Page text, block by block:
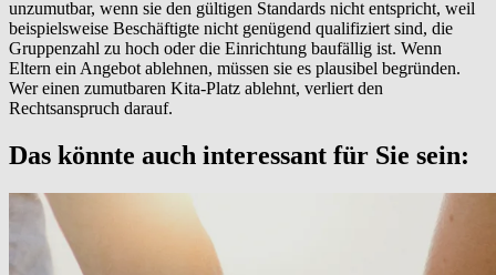
unzumutbar, wenn sie den gültigen Standards nicht entspricht, weil
beispielsweise Beschäftigte nicht genügend qualifiziert sind, die
Gruppenzahl zu hoch oder die Einrichtung baufällig ist. Wenn
Eltern ein Angebot ablehnen, müssen sie es plausibel begründen.
Wer einen zumutbaren Kita-Platz ablehnt, verliert den
Rechtsanspruch darauf.
Das könnte auch interessant für Sie sein: